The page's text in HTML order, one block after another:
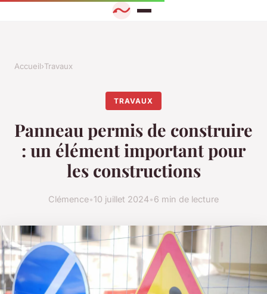
Accueil›Travaux
TRAVAUX
Panneau permis de construire
: un élément important pour
les constructions
Clémence•10 juillet 2024•6 min de lecture